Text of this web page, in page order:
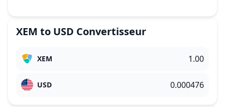
XEM to USD Convertisseur
XEM
USD